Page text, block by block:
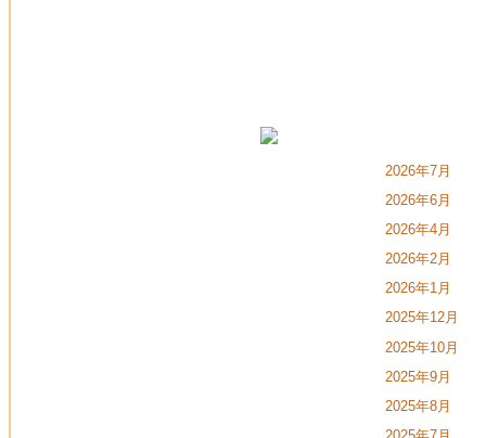
2026年7月
2026年6月
2026年4月
2026年2月
2026年1月
2025年12月
2025年10月
2025年9月
2025年8月